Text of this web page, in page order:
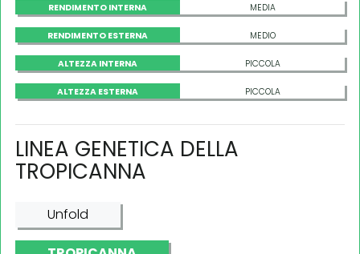
RENDIMENTO INTERNA MEDIA
RENDIMENTO ESTERNA MEDIO
ALTEZZA INTERNA PICCOLA
ALTEZZA ESTERNA PICCOLA
LINEA GENETICA DELLA
TROPICANNA
Unfold